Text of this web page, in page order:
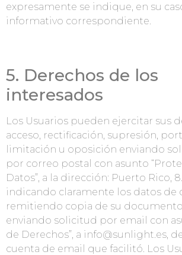
expresamente se indique, en su
informativo correspondiente.
5. Derechos de los
interesados
Los Usuarios pueden ejercitar sus
acceso, rectificación, supresión,
limitación u oposición enviando
por correo postal con asunto
Datos”, a la dirección: Puerto Rico,
indicando claramente los datos de
remitiendo copia de su
enviando solicitud por email con
de Derechos”, a info@sunlight.es,
cuenta de email que facilitó. Los